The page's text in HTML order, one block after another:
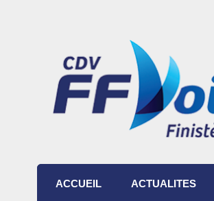
ACCUEIL ACTUALITES